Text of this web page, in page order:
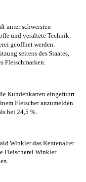
unter schwersten
und veraltete Technik.
geöffnet werden.
seitens des Staates,
Fleischmarken.
Kundenkarten eingeführt
Fleischer anzumelden.
bei 24,5 %.
Winkler das Rentenalter
Fleischerei Winkler